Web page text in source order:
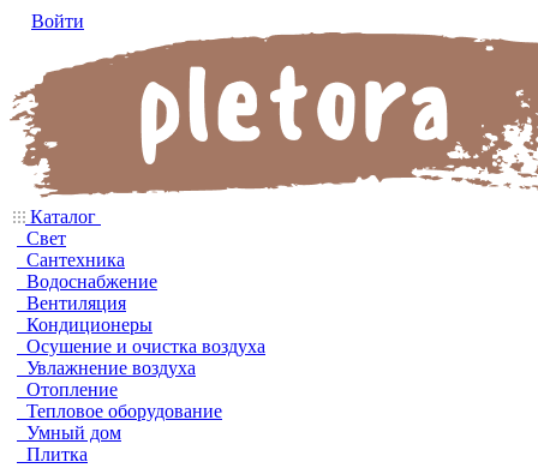
Войти
Каталог
Свет
Сантехника
Водоснабжение
Вентиляция
Кондиционеры
Осушение и очистка воздуха
Увлажнение воздуха
Отопление
Тепловое оборудование
Умный дом
Плитка